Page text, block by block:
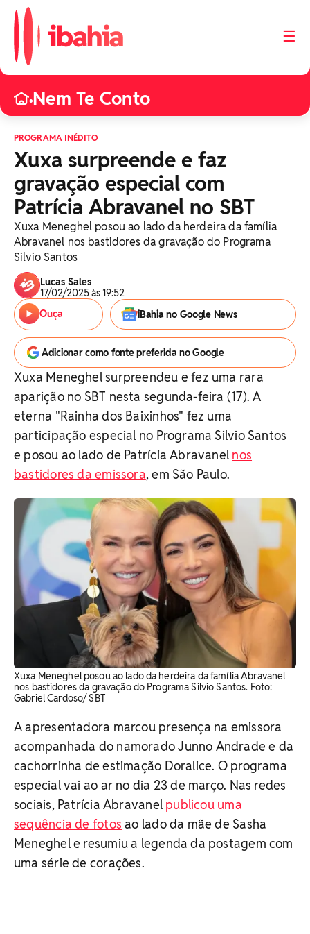
☰
•Nem Te Conto
PROGRAMA INÉDITO
Xuxa surpreende e faz
gravação especial com
Patrícia Abravanel no SBT
Xuxa Meneghel posou ao lado da herdeira da família
Abravanel nos bastidores da gravação do Programa
Silvio Santos
Lucas Sales
17/02/2025 às 19:52
Ouça
iBahia no Google News
Adicionar como fonte preferida no Google
Xuxa Meneghel surpreendeu e fez uma rara
aparição no SBT nesta segunda-feira (17). A
eterna "Rainha dos Baixinhos" fez uma
participação especial no Programa Silvio Santos
e posou ao lado de Patrícia Abravanel nos
bastidores da emissora, em São Paulo.
Xuxa Meneghel posou ao lado da herdeira da família Abravanel
nos bastidores da gravação do Programa Silvio Santos. Foto:
Gabriel Cardoso/ SBT
A apresentadora marcou presença na emissora
acompanhada do namorado Junno Andrade e da
cachorrinha de estimação Doralice. O programa
especial vai ao ar no dia 23 de março. Nas redes
sociais, Patrícia Abravanel publicou uma
sequência de fotos ao lado da mãe de Sasha
Meneghel e resumiu a legenda da postagem com
uma série de corações.